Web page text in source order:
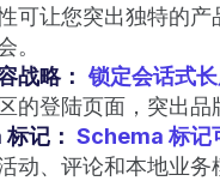
可让您突出独特的
。
战略： 锁定会话式
的登陆页面，突出品
记： Schema 标记
动、评论和本地业